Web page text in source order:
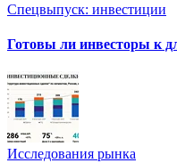
Спецвыпуск: инвестиции
Готовы ли инвесторы к
Исследования рынка